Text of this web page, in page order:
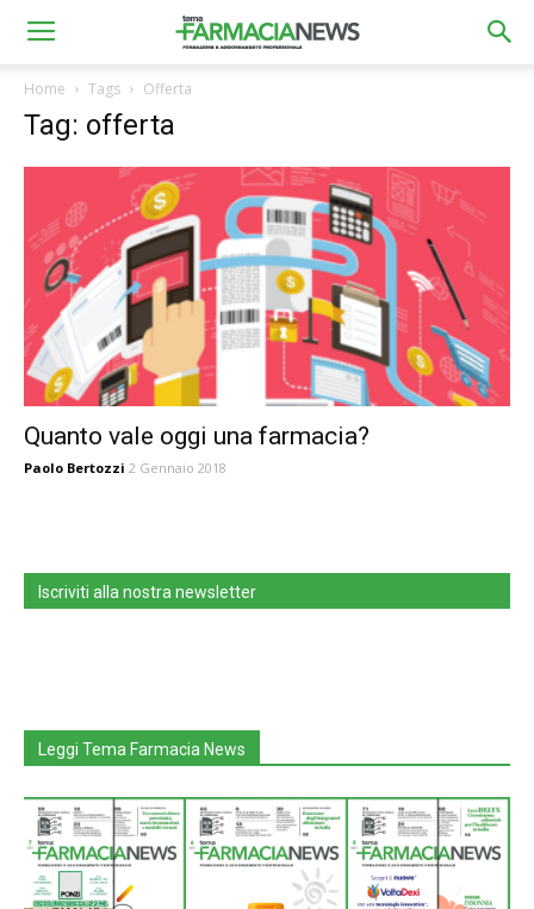
Home Tags Offerta
Tag: offerta
Quanto vale oggi una farmacia?
Paolo Bertozzi 2 Gennaio 2018
Iscriviti alla nostra newsletter
Leggi Tema Farmacia News